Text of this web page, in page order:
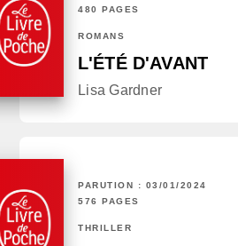
480 PAGES
ROMANS
L'ÉTÉ D'AVANT
Lisa Gardner
PARUTION : 03/01/2024
576 PAGES
THRILLER